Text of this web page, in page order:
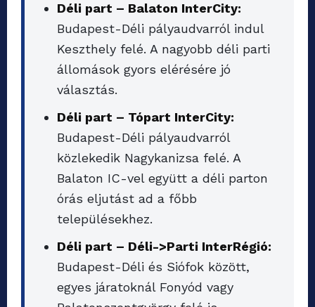
Déli part – Balaton InterCity:
Budapest-Déli pályaudvarról indul
Keszthely felé. A nagyobb déli parti
állomások gyors elérésére jó
választás.
Déli part – Tópart InterCity:
Budapest-Déli pályaudvarról
közlekedik Nagykanizsa felé. A
Balaton IC-vel együtt a déli parton
órás eljutást ad a főbb
településekhez.
Déli part – Déli->Parti InterRégió:
Budapest-Déli és Siófok között,
egyes járatoknál Fonyód vagy